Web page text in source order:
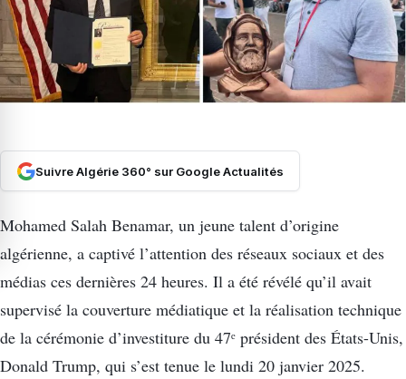
Suivre Algérie 360° sur Google Actualités
Mohamed Salah Benamar, un jeune talent d’origine
algérienne, a captivé l’attention des réseaux sociaux et des
médias ces dernières 24 heures. Il a été révélé qu’il avait
supervisé la couverture médiatique et la réalisation technique
de la cérémonie d’investiture du 47ᵉ président des États-Unis,
Donald Trump, qui s’est tenue le lundi 20 janvier 2025.